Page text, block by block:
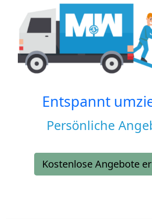
Entspannt
Persönliche
Kostenlose Angebote